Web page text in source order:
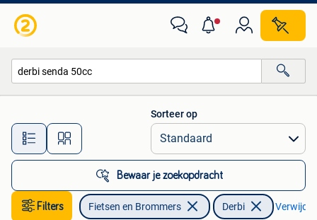
Alle afstanden…
Sorteer op
Bewaar je zoekopdracht
Filters Fietsen en Brommers Derbi